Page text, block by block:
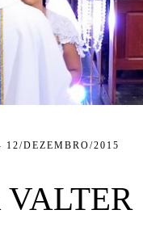
12/DEZEMBRO/2015